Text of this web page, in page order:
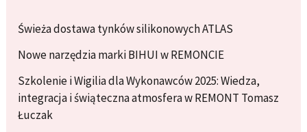
Świeża dostawa tynków silikonowych ATLAS
Nowe narzędzia marki BIHUI w REMONCIE
Szkolenie i Wigilia dla Wykonawców 2025: Wiedza,
integracja i świąteczna atmosfera w REMONT Tomasz
Łuczak